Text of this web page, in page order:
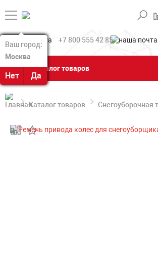
Ваш город:
Москва
Нет Да
Ваш город:
Москва
Нет Да
+7 800 555 42 85
Каталог товаров
Каталог товаров Снегоуборочная